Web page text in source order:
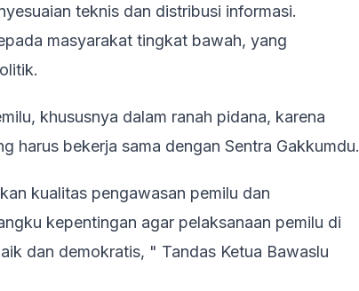
teknis dan distribusi informasi.
masyarakat tingkat bawah, yang
khususnya dalam ranah pidana, karena
harus bekerja sama dengan Sentra Gakkumdu.
kualitas pengawasan pemilu dan
kepentingan agar pelaksanaan pemilu di
dan demokratis, " Tandas Ketua Bawaslu